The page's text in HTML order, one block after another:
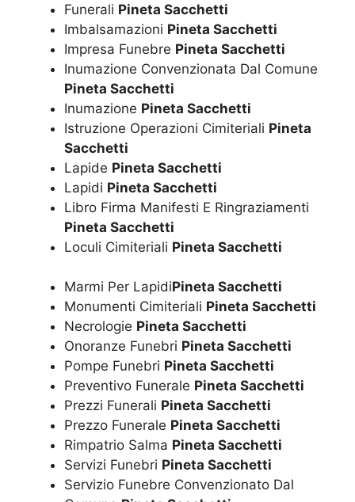
Funerali Pineta Sacchetti
Imbalsamazioni Pineta Sacchetti
Impresa Funebre Pineta Sacchetti
Inumazione Convenzionata Dal Comune
Pineta Sacchetti
Inumazione Pineta Sacchetti
Istruzione Operazioni Cimiteriali Pineta
Sacchetti
Lapide Pineta Sacchetti
Lapidi Pineta Sacchetti
Libro Firma Manifesti E Ringraziamenti
Pineta Sacchetti
Loculi Cimiteriali Pineta Sacchetti
Marmi Per LapidiPineta Sacchetti
Monumenti Cimiteriali Pineta Sacchetti
Necrologie Pineta Sacchetti
Onoranze Funebri Pineta Sacchetti
Pompe Funebri Pineta Sacchetti
Preventivo Funerale Pineta Sacchetti
Prezzi Funerali Pineta Sacchetti
Prezzo Funerale Pineta Sacchetti
Rimpatrio Salma Pineta Sacchetti
Servizi Funebri Pineta Sacchetti
Servizio Funebre Convenzionato Dal